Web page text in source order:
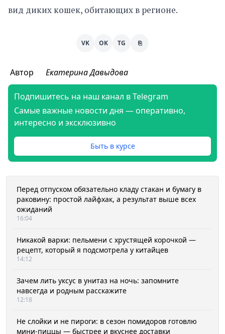
вид диких кошек, обитающих в регионе.
VK OK TG ⎘
Автор Екатерина Давыдова
Подпишитесь на наш канал в Telegram
Самые важные новости дня — оперативно,
интересно и эксклюзивно
Быть в курсе
Перед отпуском обязательно кладу стакан и бумагу в
раковину: простой лайфхак, а результат выше всех
ожиданий
16:04
Никакой варки: пельмени с хрустящей корочкой —
рецепт, который я подсмотрела у китайцев
14:12
Зачем лить уксус в унитаз на ночь: запомните
навсегда и родным расскажите
12:18
Не слойки и не пироги: в сезон помидоров готовлю
мини-пиццы — быстрее и вкуснее доставки